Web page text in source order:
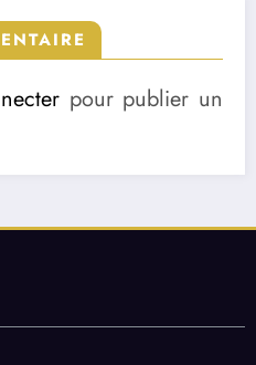
pour publier un